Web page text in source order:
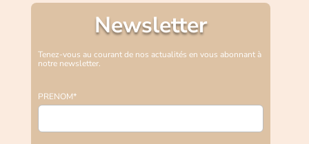
Newsletter
Tenez-vous au courant de nos actualités en vous abonnant à
notre newsletter.
PRENOM*